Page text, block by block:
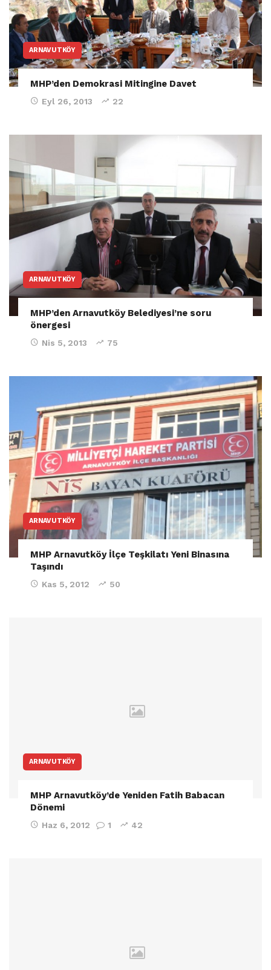
ARNAVUTKÖY
MHP’den Demokrasi Mitingine Davet
Eyl 26, 2013 22
ARNAVUTKÖY
MHP’den Arnavutköy Belediyesi’ne soru
önergesi
Nis 5, 2013 75
ARNAVUTKÖY
MHP Arnavutköy İlçe Teşkilatı Yeni Binasına
Taşındı
Kas 5, 2012 50
ARNAVUTKÖY
MHP Arnavutköy’de Yeniden Fatih Babacan
Dönemi
Haz 6, 2012 1 42